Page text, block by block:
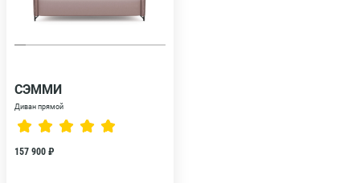
СЭММИ
Диван прямой
157 900 ₽